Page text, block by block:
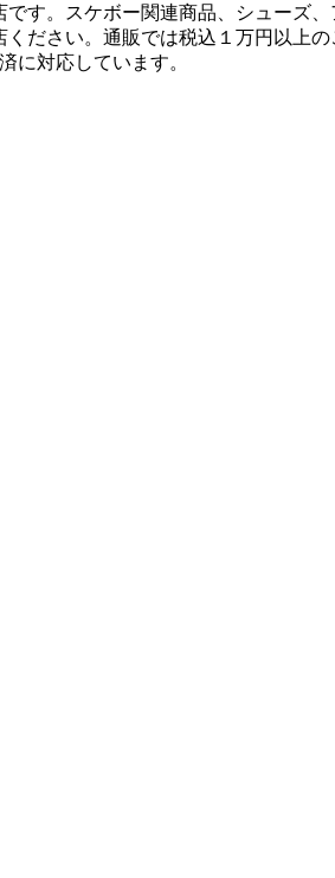
す。スケボー関連商品、シューズ
ださい。通販では税込１万円以上
に対応しています。